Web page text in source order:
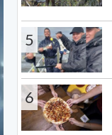
5
6